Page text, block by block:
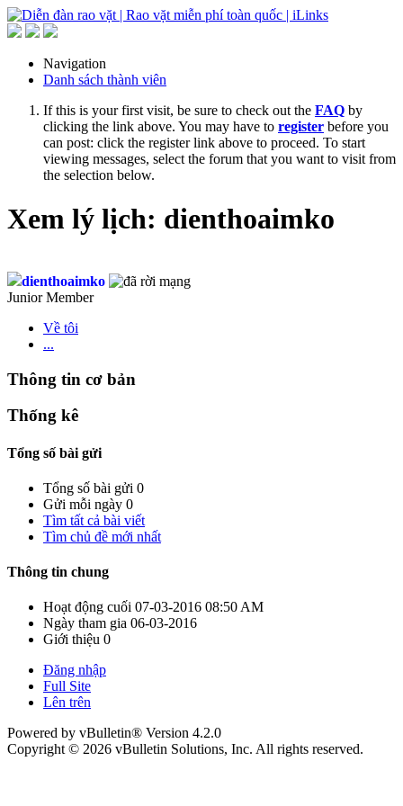
Navigation
Danh sách thành viên
If this is your first visit, be sure to check out the FAQ by
clicking the link above. You may have to register before you
can post: click the register link above to proceed. To start
viewing messages, select the forum that you want to visit from
the selection below.
Xem lý lịch: dienthoaimko
dienthoaimko
Junior Member
Về tôi
...
Thông tin cơ bản
Thống kê
Tổng số bài gửi
Tổng số bài gửi 0
Gửi mỗi ngày 0
Tìm tất cả bài viết
Tìm chủ đề mới nhất
Thông tin chung
Hoạt động cuối 07-03-2016 08:50 AM
Ngày tham gia 06-03-2016
Giới thiệu 0
Đăng nhập
Full Site
Lên trên
Powered by vBulletin® Version 4.2.0
Copyright © 2026 vBulletin Solutions, Inc. All rights reserved.